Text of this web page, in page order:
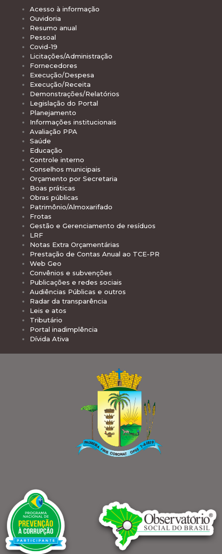
Acesso à informação
Ouvidoria
Resumo anual
Pessoal
Covid-19
Licitações/Administração
Fornecedores
Execução/Despesa
Execução/Receita
Demonstrações/Relatórios
Legislação do Portal
Planejamento
Informações institucionais
Avaliação PPA
Saúde
Educação
Controle interno
Conselhos municipais
Orçamento por Secretaria
Boas práticas
Obras públicas
Patrimônio/Almoxarifado
Frotas
Gestão e Gerenciamento de resíduos
LRF
Notas Extra Orçamentárias
Prestação de Contas Anual ao TCE-PR
Web Geo
Convênios e subvenções
Publicações e redes sociais
Audiências Públicas e outros
Radar da transparência
Leis e atos
Tributário
Portal inadimplência
Dívida Ativa